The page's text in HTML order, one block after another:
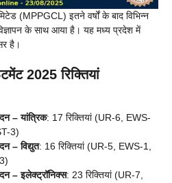
(MPPGCL) इतने वर्षों के बाद विभिन्न
के साथ आया है। यह मध्य प्रदेश में
है।
2025 रिक्तियां
– यांत्रिक: 17 रिक्तियां (UR-6, EWS-
3)
– विद्युत: 16 रिक्तियां (UR-5, EWS-1,
– इलेक्ट्रॉनिक्स: 23 रिक्तियां (UR-7,